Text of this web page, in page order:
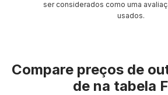
ser considerados como uma
usados.
Compare preços de
de na tabela